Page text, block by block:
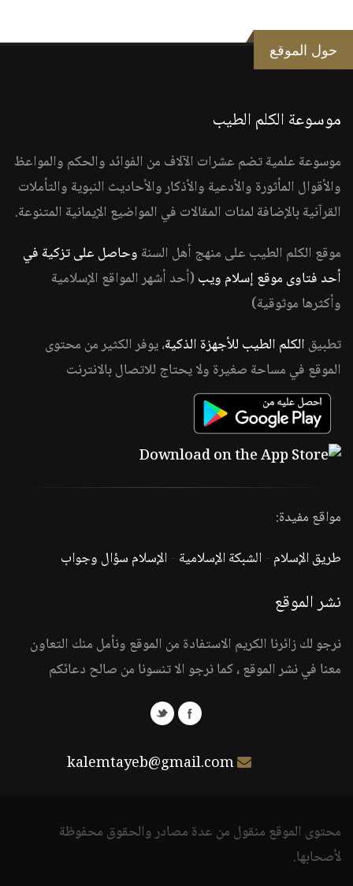
حول الموقع
موسوعة الكلم الطيب
موسوعة علمية تضم عشرات الآلاف من الفوائد والحكم والمواعظ
والأقوال المأثورة والأدعية والأذكار والأحاديث النبوية والتأملات
القرآنية بالإضافة لمئات المقالات في المواضيع الإيمانية المتنوعة.
موقع الكلم الطيب على منهج أهل السنة وحاصل على تزكية في
أحد فتاوى موقع إسلام ويب (أحد أشهر المواقع الإسلامية
وأكثرها موثوقية)
تطبيق الكلم الطيب للأجهزة الذكية، يوفر الكثير من محتوى
الموقع في مساحة صغيرة ولا يحتاج للاتصال بالانترنت
مواقع مفيدة:
طريق الإسلام -الشبكة الإسلامية -الإسلام سؤال وجواب
نشر الموقع
نرجو لك زائرنا الكريم الاستفادة من الموقع ونأمل منك التعاون
معنا في نشر الموقع ، كما نرجو الا تنسونا من صالح دعائكم
kalemtayeb@gmail.com
محتوى الموقع منقول من عدة مصادر والحقوق محفوظة
لأصحابها.